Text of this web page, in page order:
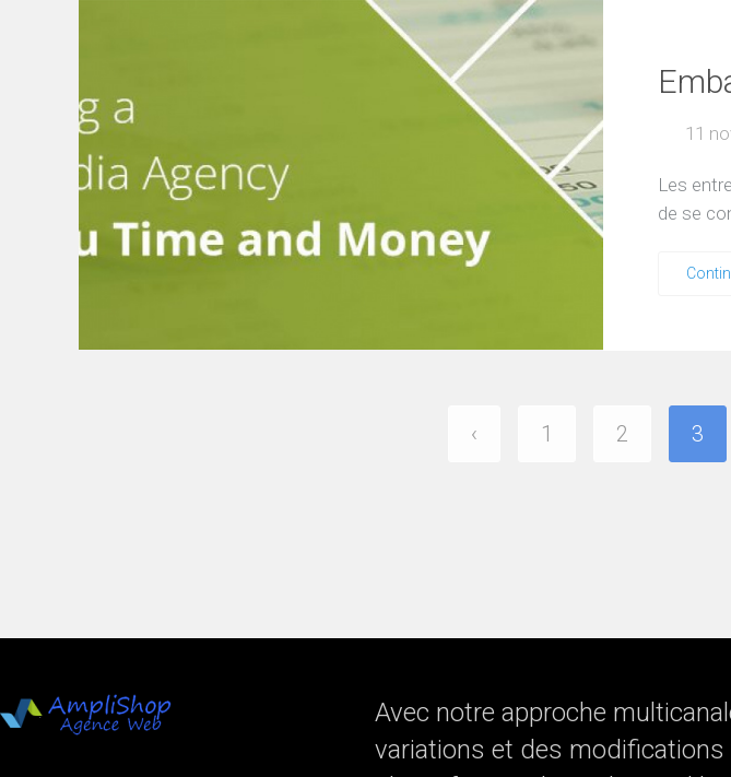
11
Les
de se
‹ 1 2 3
Avec notre approche
variations et des